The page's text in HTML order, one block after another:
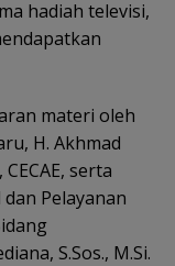
hadiah televisi,
materi oleh
H. Akhmad
serta
Pelayanan
S.Sos., M.Si.